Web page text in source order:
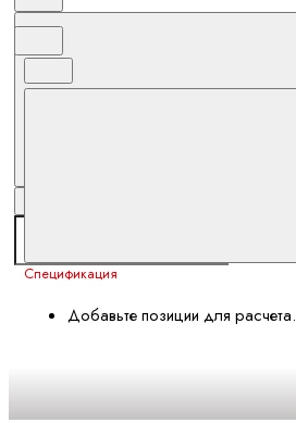
Спецификация
Добавьте позиции для расчета.